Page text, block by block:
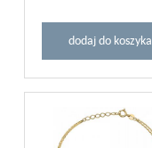
dodaj do koszyka